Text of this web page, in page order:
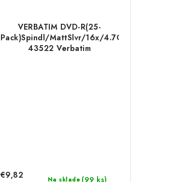
VERBATIM DVD-R(25-
Pack)Spindl/MattSlvr/16x/4.7GB
43522 Verbatim
Na sklade (99 ks)
€9,82